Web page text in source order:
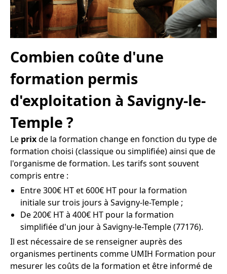
Combien coûte d'une
formation permis
d'exploitation à Savigny-le-
Temple ?
Le prixde la formation change en fonction du type de
formation choisi (classique ou simplifiée) ainsi que de
l'organisme de formation. Les tarifs sont souvent
compris entre :
Entre 300€ HT et 600€ HT pour la formation
initiale sur trois jours à Savigny-le-Temple ;
De 200€ HT à 400€ HT pour la formation
simplifiée d'un jour à Savigny-le-Temple (77176).
Il est nécessaire de se renseigner auprès des
organismes pertinents comme UMIH Formation pour
mesurer les coûts de la formation et être informé de